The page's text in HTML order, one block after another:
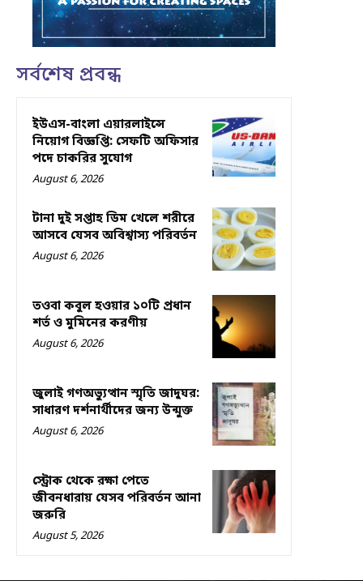
সর্বশেষ প্রবন্ধ
ইউএস-বাংলা এয়ারলাইন্সে
নিয়োগ বিজ্ঞপ্তি: সেফটি অফিসার
পদে চাকরির সুযোগ
August 6, 2026
টানা দুই সপ্তাহ ডিম খেলে শরীরে
আসবে যেসব অবিশ্বাস্য পরিবর্তন
August 6, 2026
তওবা কবুল হওয়ার ১০টি প্রধান
শর্ত ও মুমিনের করণীয়
August 6, 2026
জুলাই গণঅভ্যুত্থান স্মৃতি জাদুঘর:
সাধারণ দর্শনার্থীদের জন্য উন্মুক্ত
August 6, 2026
স্ট্রোক থেকে রক্ষা পেতে
জীবনধারায় যেসব পরিবর্তন আনা
জরুরি
August 5, 2026